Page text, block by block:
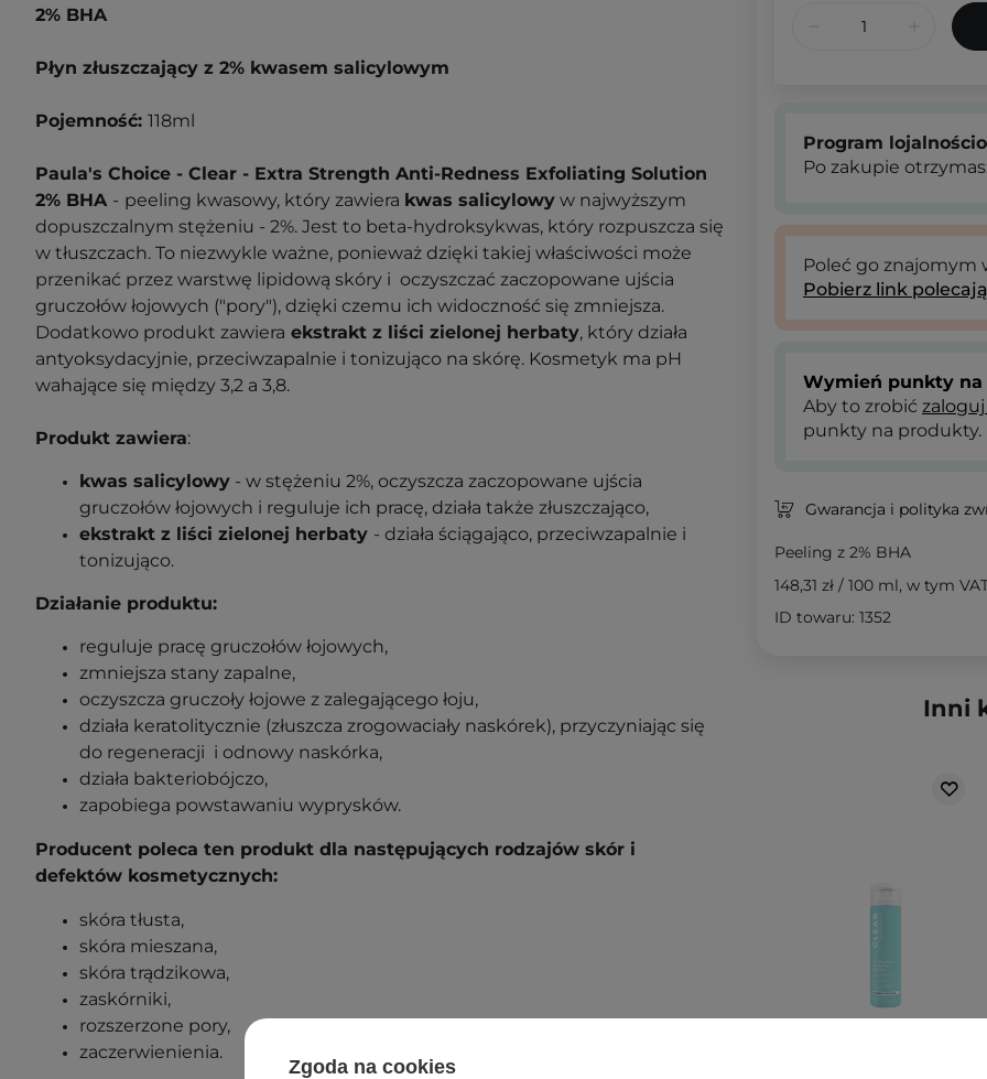
2% BHA
Płyn złuszczający z 2% kwasem salicylowym
Pojemność: 118ml
Paula's Choice - Clear - Extra Strength Anti-Redness Exfoliating Solution
2% BHA - peeling kwasowy, który zawiera kwas salicylowy w najwyższym
dopuszczalnym stężeniu - 2%. Jest to beta-hydroksykwas, który rozpuszcza się
w tłuszczach. To niezwykle ważne, ponieważ dzięki takiej właściwości może
przenikać przez warstwę lipidową skóry i oczyszczać zaczopowane ujścia
gruczołów łojowych ("pory"), dzięki czemu ich widoczność się zmniejsza.
Dodatkowo produkt zawiera ekstrakt z liści zielonej herbaty, który działa
antyoksydacyjnie, przeciwzapalnie i tonizująco na skórę. Kosmetyk ma pH
wahające się między 3,2 a 3,8.
Produkt zawiera:
kwas salicylowy - w stężeniu 2%, oczyszcza zaczopowane ujścia
gruczołów łojowych i reguluje ich pracę, działa także złuszczająco,
ekstrakt z liści zielonej herbaty - działa ściągająco, przeciwzapalnie i
tonizująco.
Działanie produktu:
reguluje pracę gruczołów łojowych,
zmniejsza stany zapalne,
oczyszcza gruczoły łojowe z zalegającego łoju,
działa keratolitycznie (złuszcza zrogowaciały naskórek), przyczyniając się
do regeneracji i odnowy naskórka,
działa bakteriobójczo,
zapobiega powstawaniu wyprysków.
Producent poleca ten produkt dla następujących rodzajów skór i
defektów kosmetycznych:
skóra tłusta,
skóra mieszana,
skóra trądzikowa,
zaskórniki,
rozszerzone pory,
zaczerwienienia.
Program
Po zakupie
Poleć go znajomym
Pobierz link
Wymień punkty na
Aby to zrobić zaloguj
punkty na produkty.
Gwarancja i polityka
Peeling z 2% BHA
148,31 zł / 100 ml, w tym
ID towaru: 1352
Inni
Zgoda na cookies